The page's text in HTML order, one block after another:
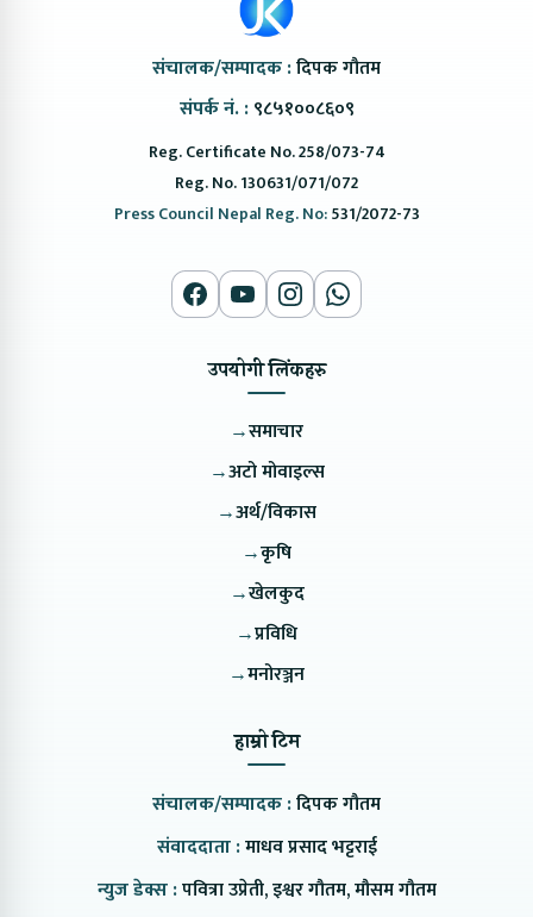
संचालक/सम्पादक :दिपक गौतम
संपर्क नं. : ९८५१००८६०९
Reg. Certificate No. 258/073-74
Reg. No. 130631/071/072
Press Council Nepal Reg. No:531/2072-73
उपयोगी लिंकहरु
→समाचार
→अटो मोवाइल्स
→अर्थ/विकास
→कृषि
→खेलकुद
→प्रविधि
→मनोरञ्जन
हाम्रो टिम
संचालक/सम्पादक :दिपक गौतम
संवाददाता :माधव प्रसाद भट्टराई
न्युज डेक्स :पवित्रा उप्रेती, इश्वर गौतम, मौसम गौतम